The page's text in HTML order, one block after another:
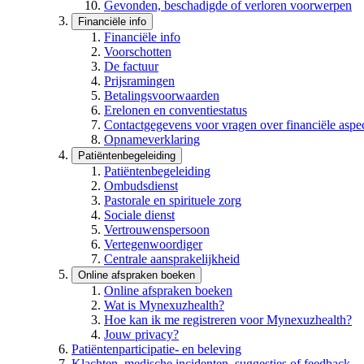
Gevonden, beschadigde of verloren voorwerpen
Financiële info
Financiële info
Voorschotten
De factuur
Prijsramingen
Betalingsvoorwaarden
Erelonen en conventiestatus
Contactgegevens voor vragen over financiële
Opnameverklaring
Patiëntenbegeleiding
Patiëntenbegeleiding
Ombudsdienst
Pastorale en spirituele zorg
Sociale dienst
Vertrouwenspersoon
Vertegenwoordiger
Centrale aansprakelijkheid
Online afspraken boeken
Online afspraken boeken
Wat is Mynexuzhealth?
Hoe kan ik me registreren voor Mynexuzhealth?
Jouw privacy?
Patiëntenparticipatie- en beleving